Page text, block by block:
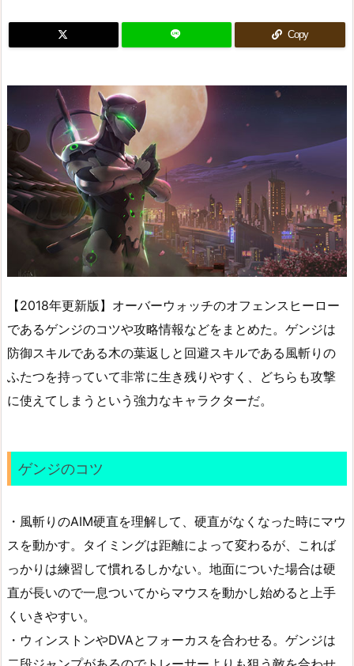
Copy
【2018年更新版】オーバーウォッチのオフェンスヒーロー
であるゲンジのコツや攻略情報などをまとめた。ゲンジは
防御スキルである木の葉返しと回避スキルである風斬りの
ふたつを持っていて非常に生き残りやすく、どちらも攻撃
に使えてしまうという強力なキャラクターだ。
ゲンジのコツ
・風斬りのAIM硬直を理解して、硬直がなくなった時にマウ
スを動かす。タイミングは距離によって変わるが、これば
っかりは練習して慣れるしかない。地面についた場合は硬
直が長いので一息ついてからマウスを動かし始めると上手
くいきやすい。
・ウィンストンやDVAとフォーカスを合わせる。ゲンジは